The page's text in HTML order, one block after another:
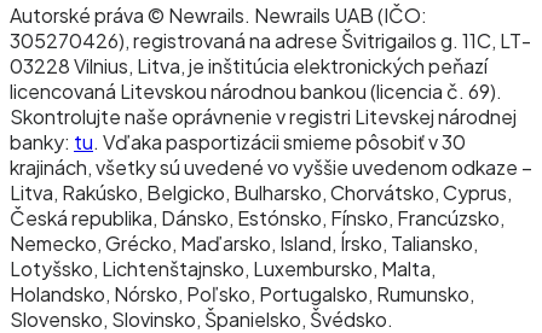
Autorské práva © Newrails. Newrails UAB (IČO:
305270426), registrovaná na adrese Švitrigailos g. 11C, LT-
03228 Vilnius, Litva, je inštitúcia elektronických peňazí
licencovaná Litevskou národnou bankou (licencia č. 69).
Skontrolujte naše oprávnenie v registri Litevskej národnej
banky: tu. Vďaka pasportizácii smieme pôsobiť v 30
krajinách, všetky sú uvedené vo vyššie uvedenom odkaze –
Litva, Rakúsko, Belgicko, Bulharsko, Chorvátsko, Cyprus,
Česká republika, Dánsko, Estónsko, Fínsko, Francúzsko,
Nemecko, Grécko, Maďarsko, Island, Írsko, Taliansko,
Lotyšsko, Lichtenštajnsko, Luxembursko, Malta,
Holandsko, Nórsko, Poľsko, Portugalsko, Rumunsko,
Slovensko, Slovinsko, Španielsko, Švédsko.